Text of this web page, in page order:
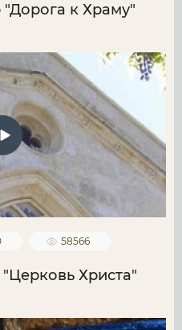
"Дорога к Храму"
58566
Христа"